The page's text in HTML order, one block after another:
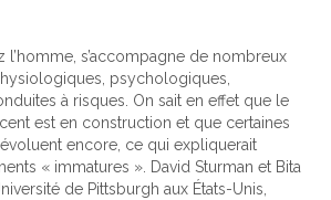
l’homme, s’accompagne de nombreux
psychologiques,
à risques. On sait en effet que le
est en construction et que certaines
encore, ce qui expliquerait
« immatures ». David Sturman et Bita
de Pittsburgh aux États-Unis,